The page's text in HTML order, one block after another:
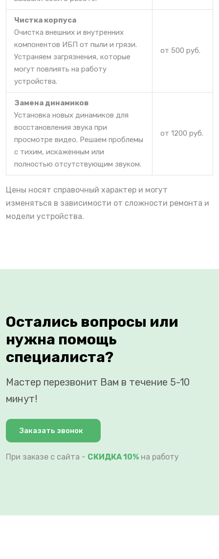
Чистка корпуса
Очистка внешних и внутренних
компонентов ИБП от пыли и грязи.
Устраняем загрязнения, которые
могут повлиять на работу
устройства.
от 500 руб.
Замена динамиков
Установка новых динамиков для
восстановления звука при
просмотре видео. Решаем проблемы
с тихим, искаженным или
полностью отсутствующим звуком.
от 1200 руб.
Цены носят справочный характер и могут
изменяться в зависимости от сложности ремонта и
модели устройства.
Остались вопросы или
нужна помощь
специалиста?
Мастер перезвонит Вам в течение 5-10
минут!
Заказать звонок
При заказе с сайта - СКИДКА 10% на работу